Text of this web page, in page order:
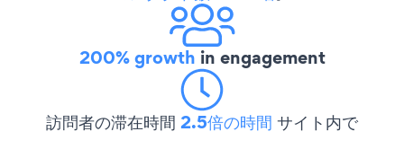
200% growth in engagement
訪問者の滞在時間 2.5倍の時間 サイト内で